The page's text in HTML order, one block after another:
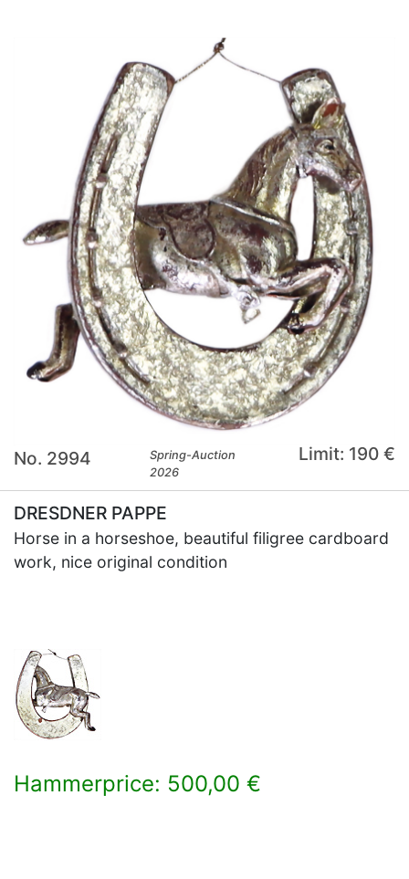
No. 2994
Spring-Auction
2026
Limit: 190 €
DRESDNER PAPPE
Horse in a horseshoe, beautiful filigree cardboard
work, nice original condition
Hammerprice: 500,00 €